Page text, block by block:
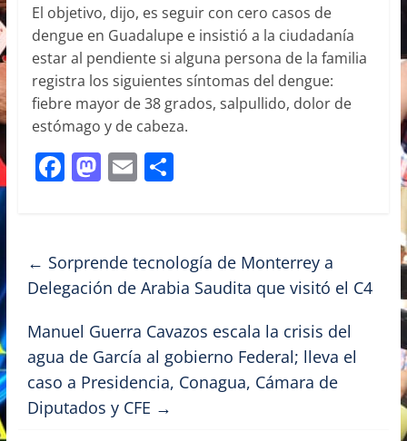
El objetivo, dijo, es seguir con cero casos de
dengue en Guadalupe e insistió a la ciudadanía
estar al pendiente si alguna persona de la familia
registra los siguientes síntomas del dengue:
fiebre mayor de 38 grados, salpullido, dolor de
estómago y de cabeza.
F
e
b
o
k
M
o
d
n
E
l
C
p
ar
← Sorprende tecnología de Monterrey a
Delegación de Arabia Saudita que visitó el C4
Manuel Guerra Cavazos escala la crisis del
agua de García al gobierno Federal; lleva el
caso a Presidencia, Conagua, Cámara de
Diputados y CFE →